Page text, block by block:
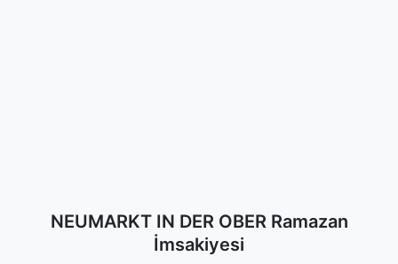
NEUMARKT IN DER OBER Ramazan
İmsakiyesi